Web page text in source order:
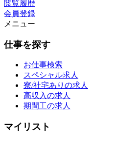
閲覧履歴
会員登録
メニュー
仕事を探す
お仕事検索
スペシャル求人
寮/社宅ありの求人
高収入の求人
期間工の求人
マイリスト